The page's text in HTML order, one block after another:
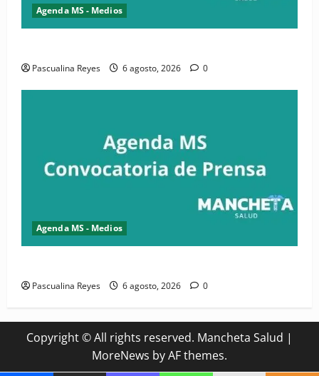
Agenda MS - Medios
Pascualina Reyes 6 agosto, 2026 0
Agenda MS - Medios
Pascualina Reyes 6 agosto, 2026 0
Copyright © All rights reserved. Mancheta Salud |
MoreNews by AF themes.